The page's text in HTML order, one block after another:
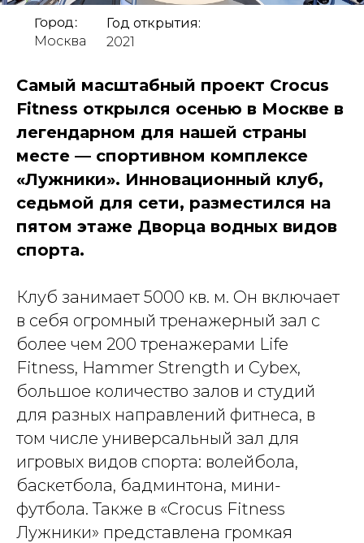
Город:
Москва
Год открытия:
2021
Самый масштабный проект Crocus
Fitness открылся осенью в Москве в
легендарном для нашей страны
месте — спортивном комплексе
«Лужники». Инновационный клуб,
седьмой для сети, разместился на
пятом этаже Дворца водных видов
спорта.
Клуб занимает 5000 кв. м. Он включает
в себя огромный тренажерный зал с
более чем 200 тренажерами Life
Fitness, Hammer Strength и Cybex,
большое количество залов и студий
для разных направлений фитнеса, в
том числе универсальный зал для
игровых видов спорта: волейбола,
баскетбола, бадминтона, мини-
футбола. Также в «Crocus Fitness
Лужники» представлена громкая